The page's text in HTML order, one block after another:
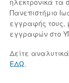
Πανεπιστήμιο
εγγραφής τους,
εγγραφών στο
Δείτε
ΕΔΩ.